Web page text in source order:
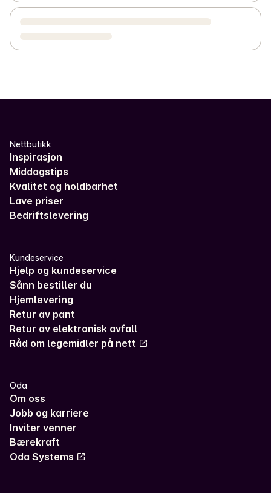
Nettbutikk
Inspirasjon
Middagstips
Kvalitet og holdbarhet
Lave priser
Bedriftslevering
Kundeservice
Hjelp og kundeservice
Sånn bestiller du
Hjemlevering
Retur av pant
Retur av elektronisk avfall
Råd om legemidler på nett
Oda
Om oss
Jobb og karriere
Inviter venner
Bærekraft
Oda Systems